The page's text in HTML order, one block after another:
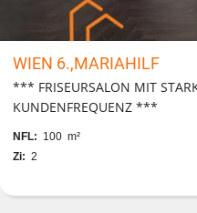
WIEN 6.,MARIAHILF
*** FRISEURSALON MIT
KUNDENFREQUENZ ***
NFL: 100 m²
Zi: 2